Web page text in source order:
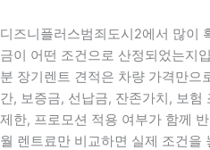
디즈니플러스범죄도시2에서 많이
금이 어떤 조건으로 산정되었는지
분 장기렌트 견적은 차량 가격만으
간, 보증금, 선납금, 잔존가치, 보험
제한, 프로모션 적용 여부가 함께
월 렌트료만 비교하면 실제 조건